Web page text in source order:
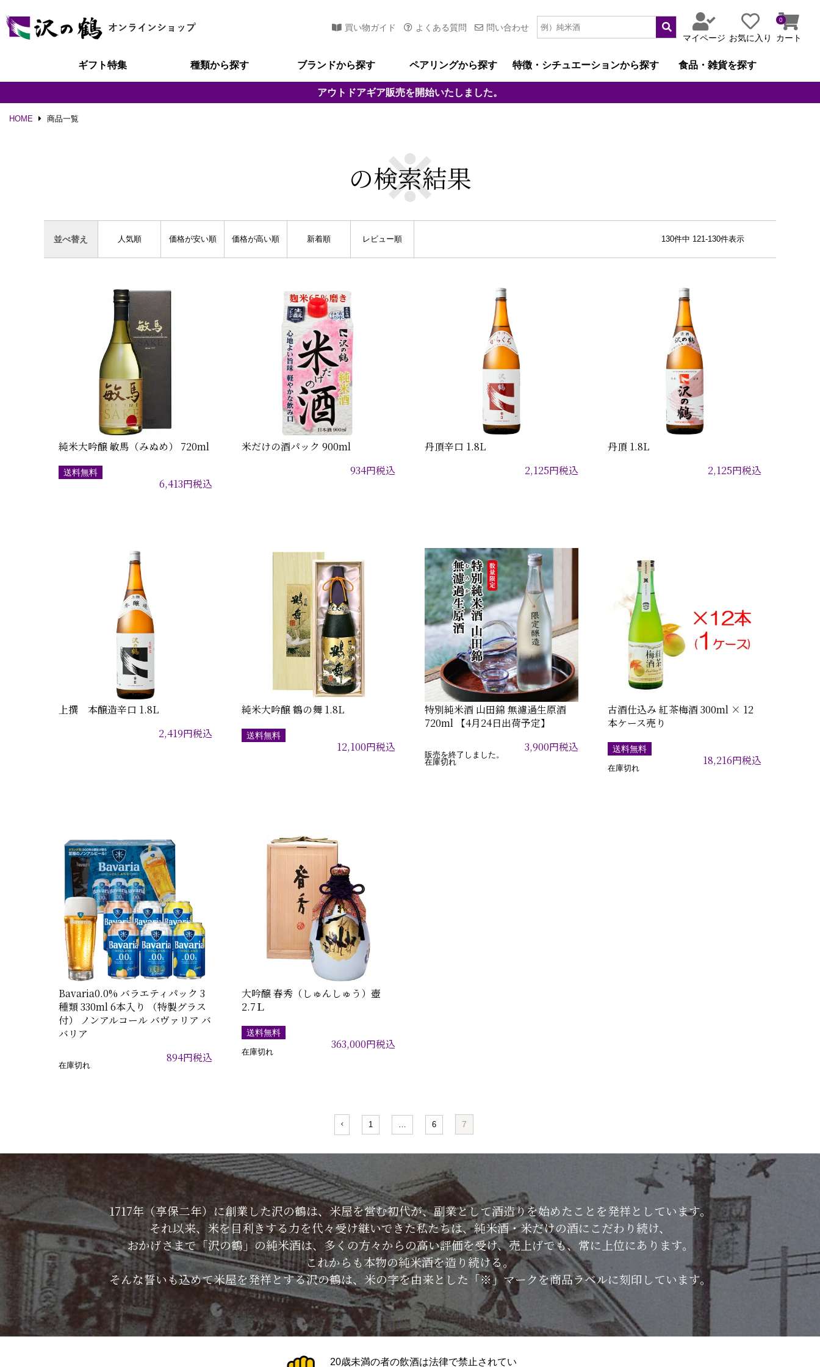
買い物ガイド よくある質問
問い合わせ
マイページ お気に入り
0
カート
ギフト特集 種類から探す ブランドから探す ペアリングから探す 特徴・シチュエーションから探す 食品・雑貨を探す
アウトドアギア販売を開始いたしました。
HOME 商品一覧
の検索結果
人気順 価格が安い順 価格が高い順 新着順 レビュー順 130件中 121-130件表示
純米大吟醸 敏馬（みぬめ） 720ml
送料無料
6,413円税込
米だけの酒パック 900ml
934円税込
丹頂辛口 1.8L
2,125円税込
丹頂 1.8L
2,125円税込
上撰 本醸造辛口 1.8L
2,419円税込
純米大吟醸 鶴の舞 1.8L
送料無料
12,100円税込
特別純米酒 山田錦 無濾過生原酒
720ml 【4月24日出荷予定】
3,900円税込
販売を終了しました。
在庫切れ
古酒仕込み 紅茶梅酒 300ml × 12
本ケース売り
送料無料
18,216円税込
在庫切れ
Bavaria0.0% バラエティパック 3
種類 330ml 6本入り （特製グラス
付） ノンアルコール バヴァリア バ
バリア
894円税込
在庫切れ
大吟醸 春秀（しゅんしゅう）壺
2.7Ｌ
送料無料
363,000円税込
在庫切れ
1 … 6 7
1717年（享保二年）に創業した沢の鶴は、米屋を営む初代が、副業として酒造りを始めたことを発祥としています。
それ以来、米を目利きする力を代々受け継いできた私たちは、純米酒・米だけの酒にこだわり続け、
おかげさまで「沢の鶴」の純米酒は、多くの方々からの高い評価を受け、売上げでも、常に上位にあります。
これからも本物の純米酒を造り続ける。
そんな誓いも込めて米屋を発祥とする沢の鶴は、米の字を由来とした「※」マークを商品ラベルに刻印しています。
20歳未満の者の飲酒は法律で禁止されてい